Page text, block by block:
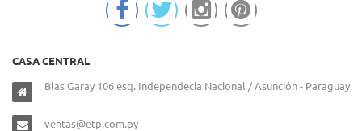
CASA CENTRAL
Blas Garay 106 esq. Independecia Nacional / Asunción - Paraguay
ventas@etp.com.py